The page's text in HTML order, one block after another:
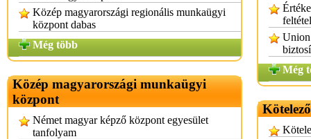
Közép magyarországi regionális munkaügyi
központ dabas
Még több
Közép magyarországi munkaügyi
központ
Német magyar képző központ egyesület
tanfolyam
Union
Még